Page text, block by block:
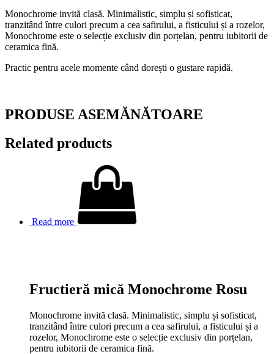
Monochrome invită clasă. Minimalistic, simplu și sofisticat,
tranzitând între culori precum a cea safirului, a fisticului și a rozelor,
Monochrome este o selecție exclusiv din porțelan, pentru iubitorii de
ceramica fină.
Practic pentru acele momente când dorești o gustare rapidă.
PRODUSE ASEMĂNĂTOARE
Related products
Read more
Fructieră mică Monochrome Rosu
Monochrome invită clasă. Minimalistic, simplu și sofisticat,
tranzitând între culori precum a cea safirului, a fisticului și a
rozelor, Monochrome este o selecție exclusiv din porțelan,
pentru iubitorii de ceramica fină.